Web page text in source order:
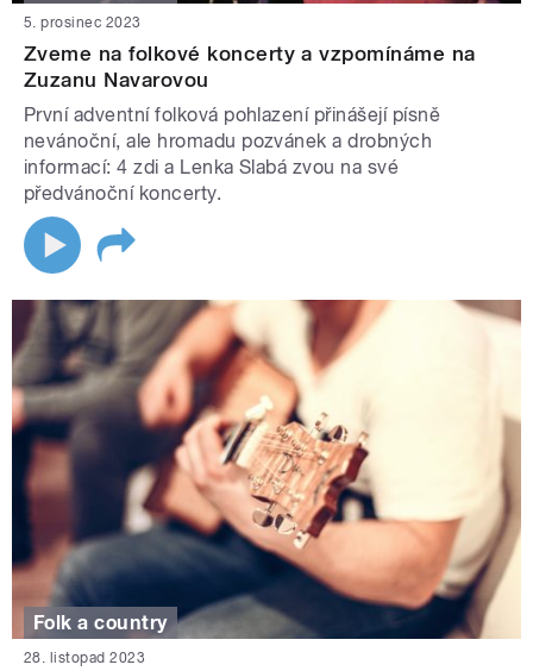
5. prosinec 2023
Zveme na folkové koncerty a vzpomínáme na
Zuzanu Navarovou
První adventní folková pohlazení přinášejí písně
nevánoční, ale hromadu pozvánek a drobných
informací: 4 zdi a Lenka Slabá zvou na své
předvánoční koncerty.
Folk a country
28. listopad 2023